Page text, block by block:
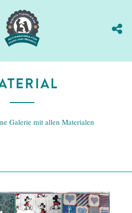
Galerie mit allen Materialen